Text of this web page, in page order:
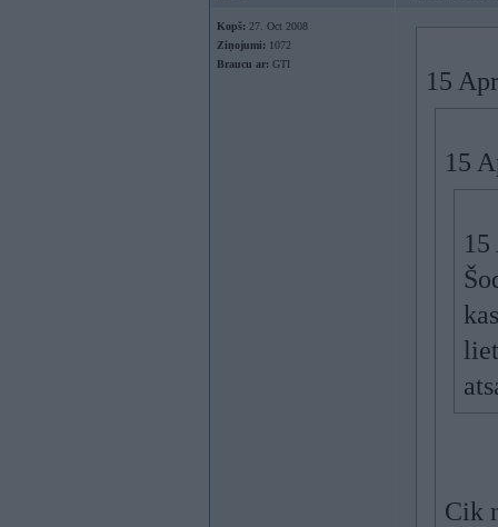
Kopš: 27. Oct 2008
Ziņojumi: 1072
Braucu ar: GTI
15
15
Cik